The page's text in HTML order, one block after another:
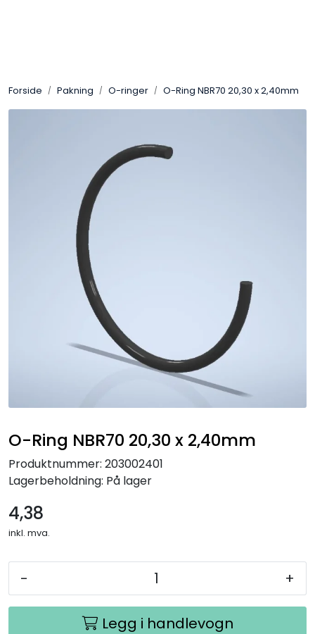
Forside Pakning O-ringer O-Ring NBR70 20,30 x 2,40mm
O-Ring NBR70 20,30 x 2,40mm
Produktnummer: 203002401
Lagerbeholdning: På lager
4,38
inkl. mva.
- +
Legg i handlevogn
Pakning
Slitasjeteknikk
Verneutstyr
Industriprodukter